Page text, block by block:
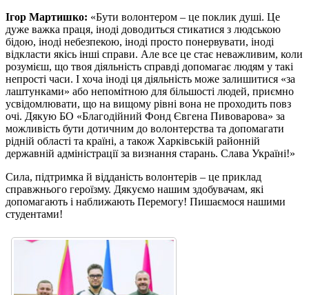
Ігор Мартишко: «Бути волонтером – це поклик душі. Це
дуже важка праця, іноді доводиться стикатися з людською
бідою, іноді небезпекою, іноді просто понервувати, іноді
відкласти якісь інші справи. Але все це стає неважливим, коли
розумієш, що твоя діяльність справді допомагає людям у такі
непрості часи. І хоча іноді ця діяльність може залишитися «за
лаштунками» або непомітною для більшості людей, приємно
усвідомлювати, що на вищому рівні вона не проходить повз
очі. Дякую БО «Благодійний Фонд Євгена Пивоварова» за
можливість бути дотичним до волонтерства та допомагати
рідній області та країні, а також Харківській районній
державній адміністрації за визнання старань. Слава Україні!»
Сила, підтримка й відданість волонтерів – це приклад
справжнього героїзму. Дякуємо нашим здобувачам, які
допомагають і наближають Перемогу! Пишаємося нашими
студентами!